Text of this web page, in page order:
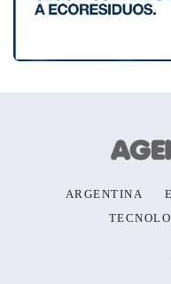
ARGENTINA